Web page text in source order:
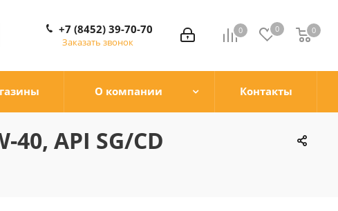
0 0 0
0
+7 (8452) 39-70-70
Заказать звонок
О компании Контакты
API SG/CD